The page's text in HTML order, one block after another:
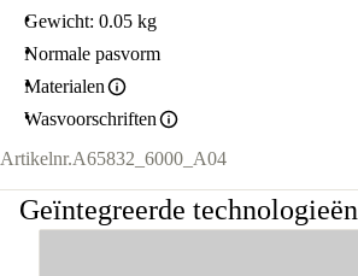
Gewicht: 0.05 kg
Normale pasvorm
Materialen
Wasvoorschriften
Artikelnr.A65832_6000_A04
Geïntegreerde technologieën